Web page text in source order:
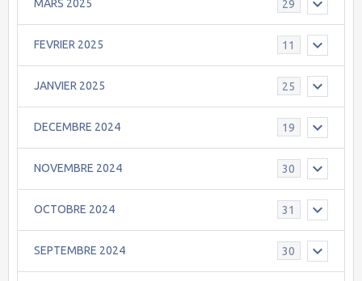
MARS 2025 29
FEVRIER 2025 11
JANVIER 2025 25
DECEMBRE 2024 19
NOVEMBRE 2024 30
OCTOBRE 2024 31
SEPTEMBRE 2024 30